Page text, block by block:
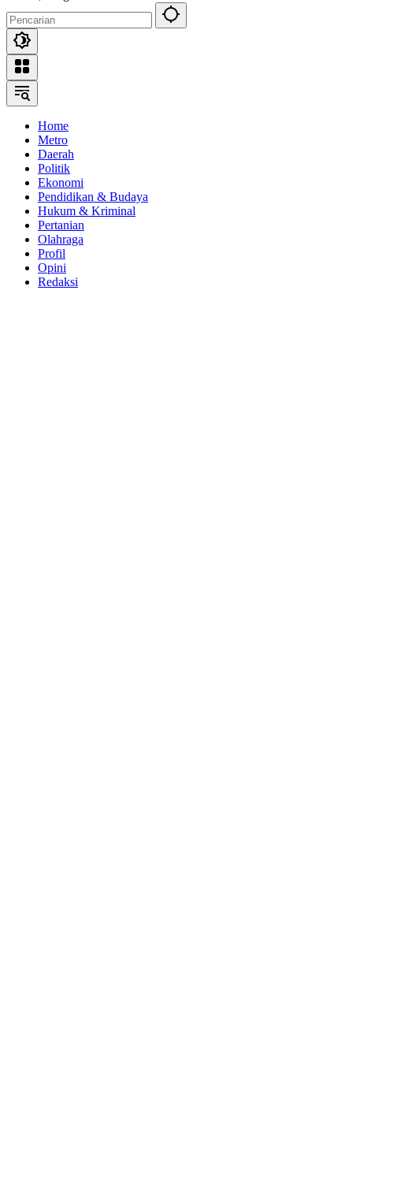
Home
Metro
Daerah
Politik
Ekonomi
Pendidikan & Budaya
Hukum & Kriminal
Pertanian
Olahraga
Profil
Opini
Redaksi